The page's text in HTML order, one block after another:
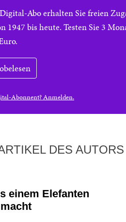
Abo erhalten Sie freien
1947 bis heute. Testen Sie 3
Abonnent? Anmelden.
DES AUTORS
einem Elefanten